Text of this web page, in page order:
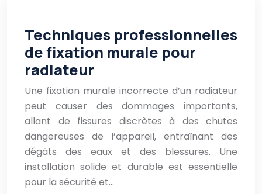
Techniques professionnelles
de fixation murale pour
radiateur
Une fixation murale incorrecte d’un radiateur
peut causer des dommages importants,
allant de fissures discrètes à des chutes
dangereuses de l’appareil, entraînant des
dégâts des eaux et des blessures. Une
installation solide et durable est essentielle
pour la sécurité et…